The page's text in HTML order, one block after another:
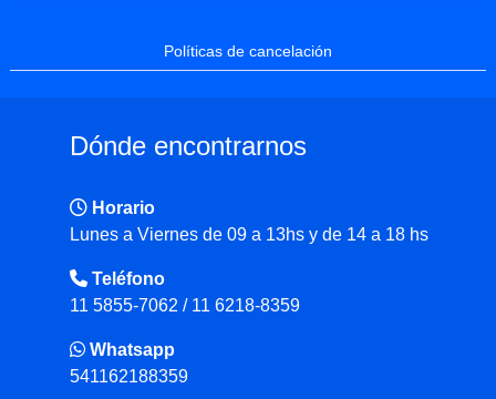
Políticas de cancelación
Dónde encontrarnos
Horario
Lunes a Viernes de 09 a 13hs y de 14 a 18 hs
Teléfono
11 5855-7062 / 11 6218-8359
Whatsapp
541162188359